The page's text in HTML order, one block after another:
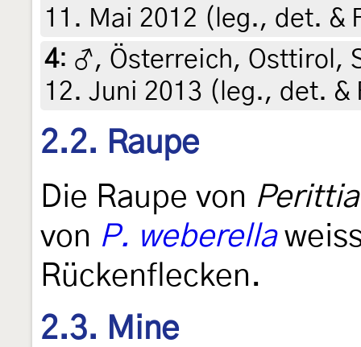
11. Mai 2012 (leg., det. &
4: ♂, Österreich, Osttirol,
12. Juni 2013 (leg., det. &
2.2. Raupe
Die Raupe von
von P. weberella
Rückenflecken.
2.3. Mine